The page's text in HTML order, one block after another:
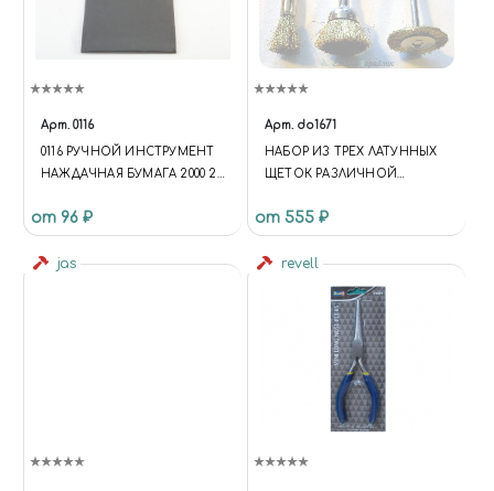
Арт. 0116
0116 РУЧНОЙ ИНСТРУМЕНТ
НАЖДАЧНАЯ БУМАГА 2000 2
от 96 ₽
Арт. do1671
НАБОР ИЗ ТРЕХ ЛАТУННЫХ
ЩЕТОК РАЗЛИЧНОЙ
от 555 ₽
jas revell